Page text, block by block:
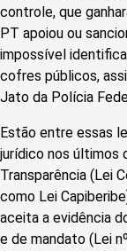
controle, que
PT apoiou ou
impossível
cofres públicos,
Jato da Polícia
Estão entre essas
jurídico nos últimos
Transparência (Lei
como Lei
aceita a evidência
e de mandato (Lei